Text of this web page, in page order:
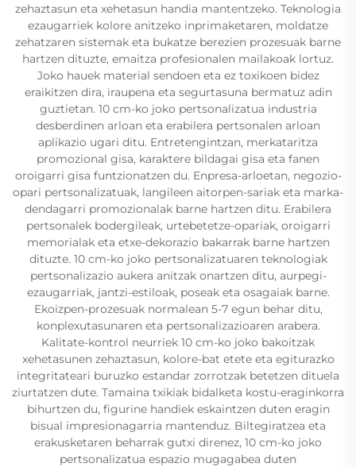
zehaztasun eta xehetasun handia mantentzeko. Teknologia
ezaugarriek kolore anitzeko inprimaketaren, moldatze
zehatzaren sistemak eta bukatze berezien prozesuak barne
hartzen dituzte, emaitza profesionalen mailakoak lortuz.
Joko hauek material sendoen eta ez toxikoen bidez
eraikitzen dira, iraupena eta segurtasuna bermatuz adin
guztietan. 10 cm-ko joko pertsonalizatua industria
desberdinen arloan eta erabilera pertsonalen arloan
aplikazio ugari ditu. Entretengintzan, merkataritza
promozional gisa, karaktere bildagai gisa eta fanen
oroigarri gisa funtzionatzen du. Enpresa-arloetan, negozio-
opari pertsonalizatuak, langileen aitorpen-sariak eta marka-
dendagarri promozionalak barne hartzen ditu. Erabilera
pertsonalek bodergileak, urtebetetze-opariak, oroigarri
memorialak eta etxe-dekorazio bakarrak barne hartzen
dituzte. 10 cm-ko joko pertsonalizatuaren teknologiak
pertsonalizazio aukera anitzak onartzen ditu, aurpegi-
ezaugarriak, jantzi-estiloak, poseak eta osagaiak barne.
Ekoizpen-prozesuak normalean 5-7 egun behar ditu,
konplexutasunaren eta pertsonalizazioaren arabera.
Kalitate-kontrol neurriek 10 cm-ko joko bakoitzak
xehetasunen zehaztasun, kolore-bat etete eta egiturazko
integritateari buruzko estandar zorrotzak betetzen dituela
ziurtatzen dute. Tamaina txikiak bidalketa kostu-eraginkorra
bihurtzen du, figurine handiek eskaintzen duten eragin
bisual impresionagarria mantenduz. Biltegiratzea eta
erakusketaren beharrak gutxi direnez, 10 cm-ko joko
pertsonalizatua espazio mugagabea duten